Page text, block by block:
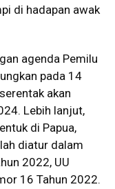
di hadapan awak
agenda Pemilu
pada 14
akan
Lebih lanjut,
di Papua,
diatur dalam
2022, UU
16 Tahun 2022.